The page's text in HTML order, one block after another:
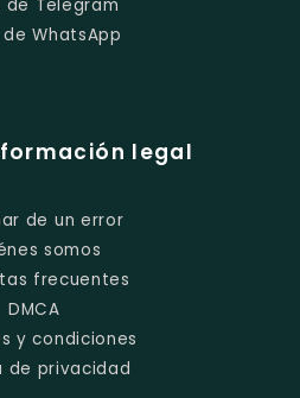
de Telegram
WhatsApp
legal
de un error
somos
frecuentes
DMCA
y condiciones
de privacidad